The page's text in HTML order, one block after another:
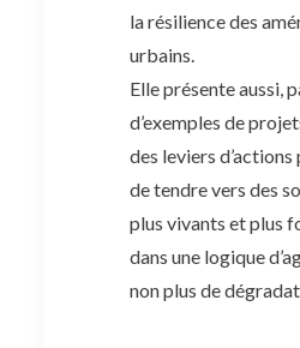
la résilience des
urbains.
Elle présente aussi,
d’exemples de
des leviers
de tendre vers des
plus vivants et plus
dans une logique
non plus de